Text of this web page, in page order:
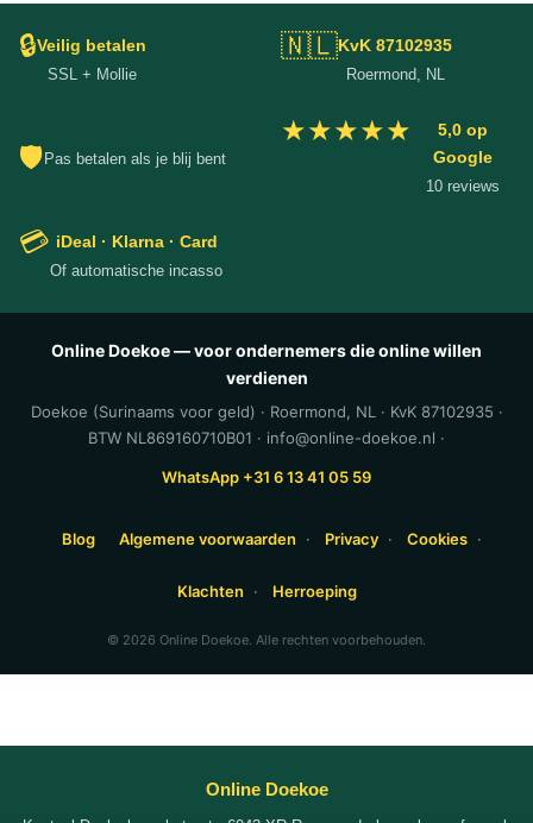
🔒Veilig betalen
SSL + Mollie
🇳🇱KvK 87102935
Roermond, NL
🛡 Pas betalen als je blij bent
★★★★★
5,0 op
Google
10 reviews
💳 iDeal · Klarna · Card
Of automatische incasso
Online Doekoe — voor ondernemers die online willen
verdienen
Doekoe (Surinaams voor geld) · Roermond, NL · KvK 87102935 ·
BTW NL869160710B01 · info@online-doekoe.nl ·
WhatsApp +31 6 13 41 05 59
Blog Algemene voorwaarden · Privacy · Cookies ·
Klachten · Herroeping
© 2026 Online Doekoe. Alle rechten voorbehouden.
Online Doekoe